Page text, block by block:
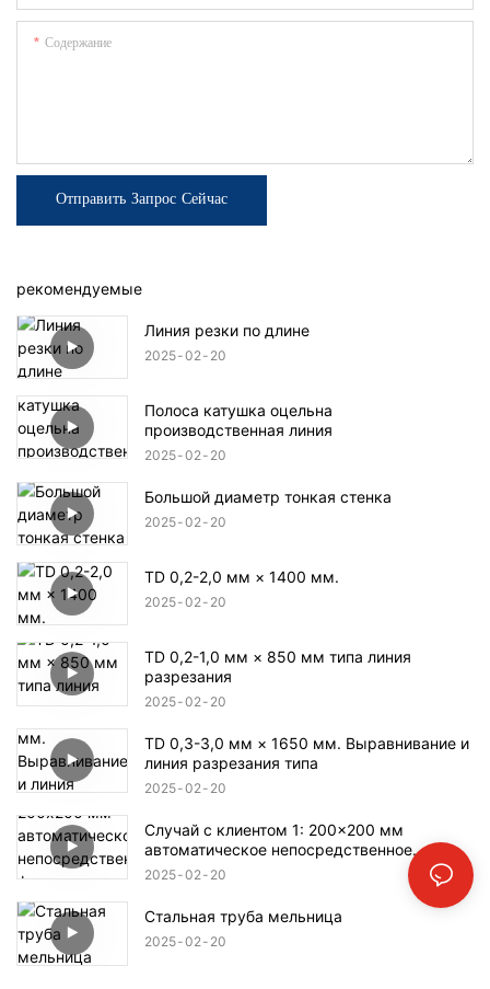
Содержание
Отправить Запрос Сейчас
рекомендуемые
Линия резки по длине
2025 02 20
Полоса катушка оцельна
производственная линия
2025 02 20
Большой диаметр тонкая стенка
2025 02 20
TD 0,2-2,0 мм × 1400 мм.
2025 02 20
TD 0,2-1,0 мм × 850 мм типа линия
разрезания
2025 02 20
TD 0,3-3,0 мм × 1650 мм. Выравнивание и
линия разрезания типа
2025 02 20
Случай с клиентом 1: 200x200 мм
автоматическое непосредственное
формирование трубной мельницы
2025 02 20
Стальная труба мельница
2025 02 20